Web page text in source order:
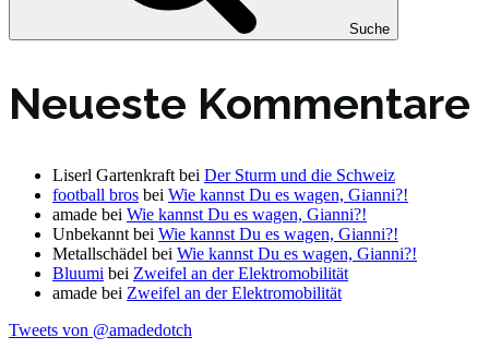
Suche
Neueste Kommentare
Liserl Gartenkraft bei Der Sturm und die Schweiz
football bros bei Wie kannst Du es wagen, Gianni?!
amade bei Wie kannst Du es wagen, Gianni?!
Unbekannt bei Wie kannst Du es wagen, Gianni?!
Metallschädel bei Wie kannst Du es wagen, Gianni?!
Bluumi bei Zweifel an der Elektromobilität
amade bei Zweifel an der Elektromobilität
Tweets von @amadedotch